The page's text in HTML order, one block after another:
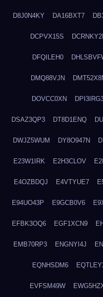
D8J0N4KY DA16BXT7
DCPVX15S
DFQILEH0
DMQ88VJN
DOVCC0XN
DSAZ3QP3 DT8D1ENQ
DWJZ5WUM DY8O947N
E23W1IRK E2H3CLOV
E4OZBDQJ E4VTYUE7
E94UO43P E9GCB0V6
EFBK3OQ6 EGF1XCN9
EMB70RP3 ENGNYI4J
EQNHSDM6
EVFSM49W